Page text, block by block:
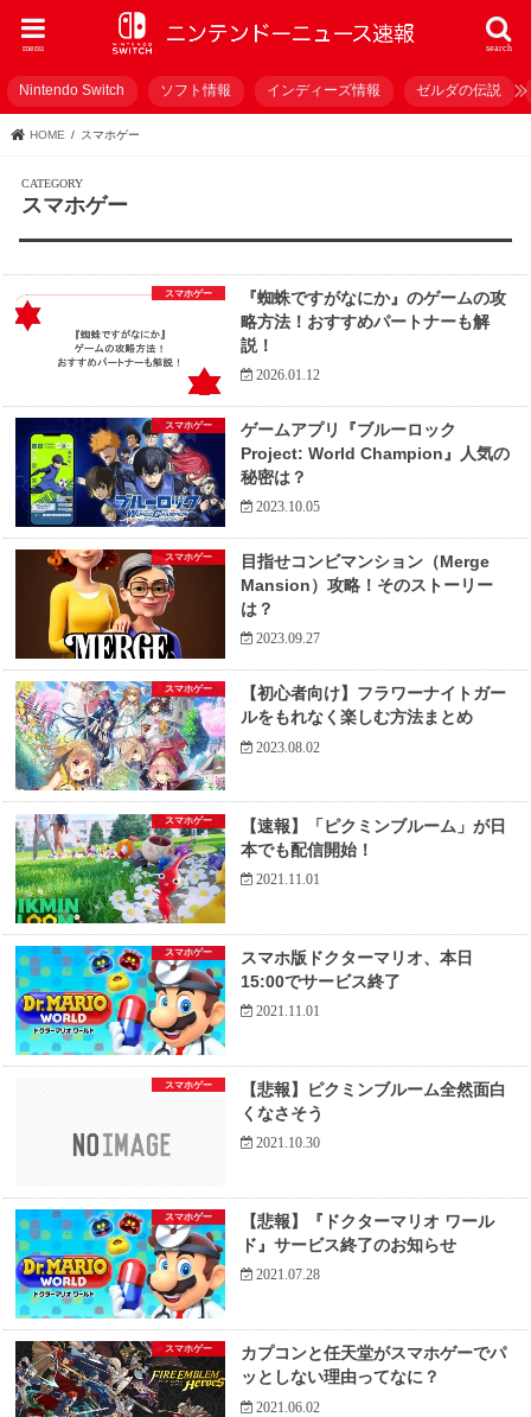
search
menu
Nintendo Switch ソフト情報 インディーズ情報 ゼルダの伝説
HOME スマホゲー
スマホゲー
スマホゲー
『蜘蛛ですがなにか』のゲームの攻
略方法！おすすめパートナーも解
説！
2026.01.12
スマホゲー
ゲームアプリ『ブルーロック
Project: World Champion』人気の
秘密は？
2023.10.05
スマホゲー
目指せコンビマンション（Merge
Mansion）攻略！そのストーリー
は？
2023.09.27
スマホゲー
【初心者向け】フラワーナイトガー
ルをもれなく楽しむ方法まとめ
2023.08.02
スマホゲー
【速報】「ピクミンブルーム」が日
本でも配信開始！
2021.11.01
スマホゲー
スマホ版ドクターマリオ、本日
15:00でサービス終了
2021.11.01
スマホゲー
【悲報】ピクミンブルーム全然面白
くなさそう
2021.10.30
スマホゲー
【悲報】『ドクターマリオ ワール
ド』サービス終了のお知らせ
2021.07.28
スマホゲー
カプコンと任天堂がスマホゲーでパ
ッとしない理由ってなに？
2021.06.02